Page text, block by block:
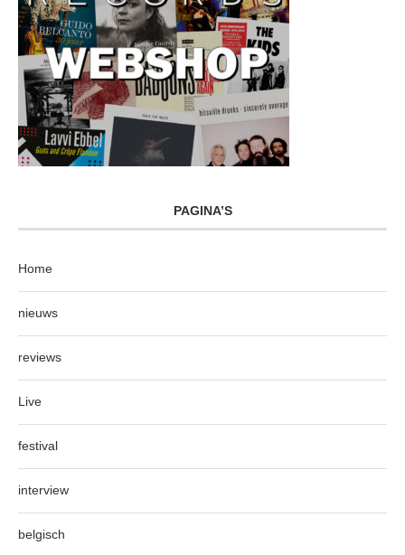
PAGINA’S
Home
nieuws
reviews
Live
festival
interview
belgisch